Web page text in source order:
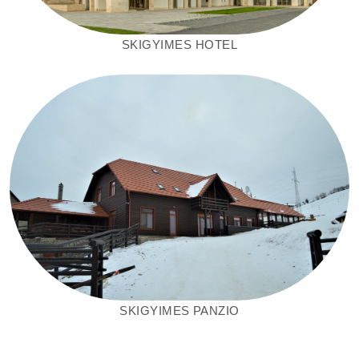
SKIGYIMES HOTEL
SKIGYIMES PANZIO